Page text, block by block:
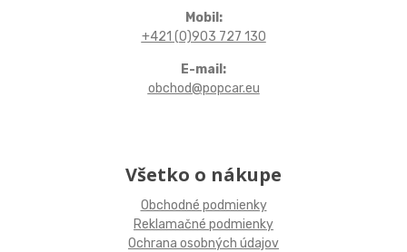
Mobil:
+421 (0)903 727 130
E-mail:
obchod@popcar.eu
Všetko o nákupe
Obchodné podmienky
Reklamačné podmienky
Ochrana osobných údajov